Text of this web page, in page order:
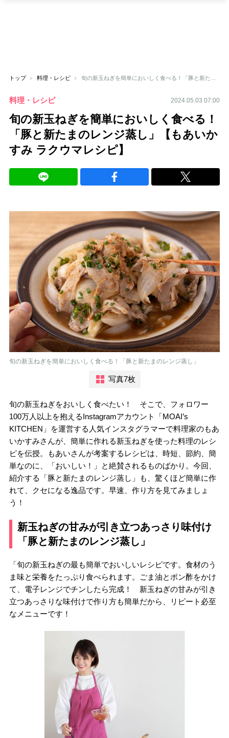
トップ 料理・レシピ
料理・レシピ 2024.05.03 07:00
旬の新玉ねぎを簡単においしく食べる！
「豚と新たまのレンジ蒸し」【もあいか
すみ ラクウマレシピ】
旬の新玉ねぎを簡単においしく食べる！「豚と新たまのレンジ蒸し」
写真7枚
旬の新玉ねぎをおいしく食べたい！ そこで、フォロワー
100万人以上を抱えるInstagramアカウント「MOAI’s
KITCHEN」を運営する人気インスタグラマーで料理家のもあ
いかすみさんが、簡単に作れる新玉ねぎを使った料理のレシ
ピを伝授。もあいさんが考案するレシピは、時短、節約、簡
単なのに、「おいしい！」と絶賛されるものばかり。今回、
紹介する「豚と新たまのレンジ蒸し」も、驚くほど簡単に作
れて、クセになる逸品です。早速、作り方を見てみましょ
う！
新玉ねぎの甘みが引き立つあっさり味付け
「豚と新たまのレンジ蒸し」
「旬の新玉ねぎの最も簡単でおいしいレシピです。食材のう
ま味と栄養をたっぷり食べられます。ごま油とポン酢をかけ
て、電子レンジでチンしたら完成！ 新玉ねぎの甘みが引き
立つあっさりな味付けで作り方も簡単だから、リピート必至
なメニューです！